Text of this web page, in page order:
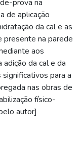
prova na
de aplicação
da cal e as
presente na parede
aos
da cal e da
para a
nas obras de
físico-
autor]